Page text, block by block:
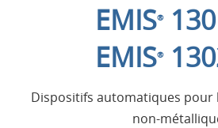
ApplicationsEMIS®
EMIS®
Dispositifs automatiques
non-